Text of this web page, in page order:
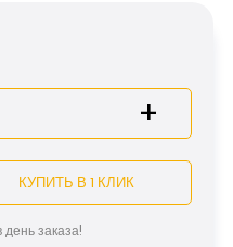
+
КУПИТЬ В 1 КЛИК
заказа!